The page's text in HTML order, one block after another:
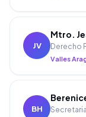
JV
Mtro.
Derecho
Valles
BH